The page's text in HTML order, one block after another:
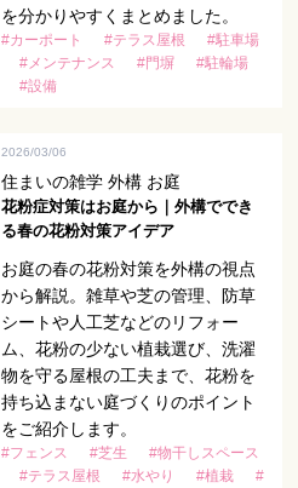
を分かりやすくまとめました。
#カーポート #テラス屋根
#駐車場
#メンテナンス
#門塀
#駐輪場
#設備
2026/03/06
住まいの雑学 外構 お庭
花粉症対策はお庭から｜外構ででき
る春の花粉対策アイデア
お庭の春の花粉対策を外構の視点
から解説。雑草や芝の管理、防草
シートや人工芝などのリフォー
ム、花粉の少ない植栽選び、洗濯
物を守る屋根の工夫まで、花粉を
持ち込まない庭づくりのポイント
をご紹介します。
#フェンス #芝生
#物干しスペース
#テラス屋根
#水やり #植栽
#